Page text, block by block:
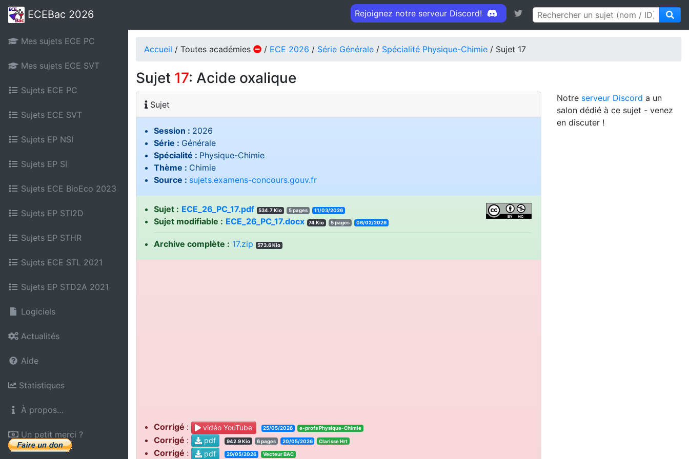
ECEBac 2026
Mes sujets ECE PC
Mes sujets ECE SVT
Sujets ECE PC
Sujets ECE SVT
Sujets EP NSI
Sujets EP SI
Sujets ECE BioEco 2023
Sujets EP STI2D
Sujets EP STHR
Sujets ECE STL 2021
Sujets EP STD2A 2021
Logiciels
Actualités
Aide
Statistiques
À propos…
Un petit merci ?
Rejoignez notre serveur Discord!
Accueil / Toutes académies / ECE 2026 / Série Générale / Spécialité Physique-Chimie / Sujet 17
Sujet 17: Acide oxalique
Sujet
Session : 2026
Série : Générale
Spécialité : Physique-Chimie
Thème : Chimie
Source : sujets.examens-concours.gouv.fr
Sujet : ECE_26_PC_17.pdf 534.7 Kio 5 pages 11/03/2026
Sujet modifiable : ECE_26_PC_17.docx 74 Kio 5 pages 06/02/2026
Archive complète : 17.zip 573.6 Kio
Corrigé : vidéo YouTube 25/05/2026 e-profs Physique-Chimie
Corrigé : pdf 942.9 Kio 6 pages 20/05/2026 Clarisse Hrt
Corrigé : pdf 29/05/2026 Vecteur BAC
Notre serveur Discord a un
salon dédié à ce sujet - venez
en discuter !